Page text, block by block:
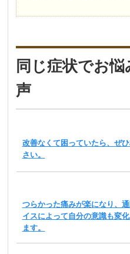
同じ症状でお
声
改善なくて困っていたら、ぜ
さい。
つらかった痛みが楽になり、
イスによって自分の意識も変
ます。